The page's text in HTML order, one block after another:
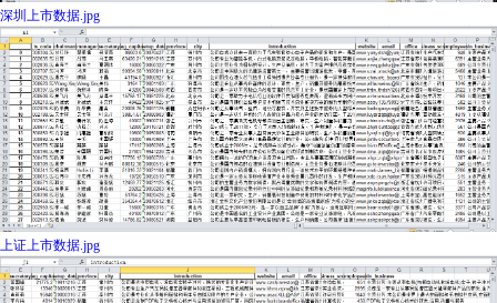
深圳上市数据.jpg
上证上市数据.jpg